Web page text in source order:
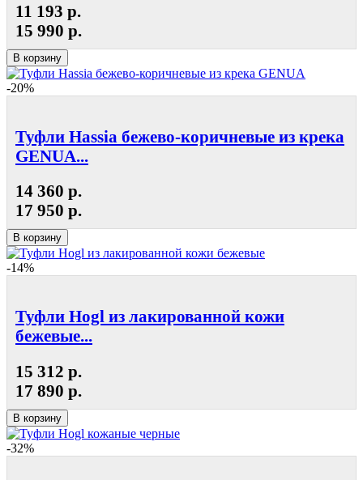
11 193 р.
15 990 р.
В корзину
-20%
Туфли Hassia бежево-коричневые из крека
GENUA...
14 360 р.
17 950 р.
В корзину
-14%
Туфли Hogl из лакированной кожи
бежевые...
15 312 р.
17 890 р.
В корзину
-32%